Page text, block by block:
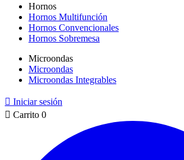
Hornos
Hornos Multifunción
Hornos Convencionales
Hornos Sobremesa
Microondas
Microondas
Microondas Integrables
 Iniciar sesión
 Carrito 0